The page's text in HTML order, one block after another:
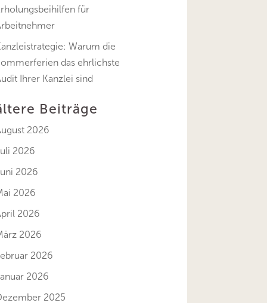
für
Warum die
das ehrlichste
Ihrer Kanzlei sind
Beiträge
2026
2026
2026
2026
2026
2026
2026
2026
2025